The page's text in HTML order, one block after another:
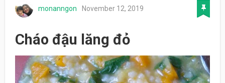
monanngon November 12, 2019
Cháo đậu lăng đỏ